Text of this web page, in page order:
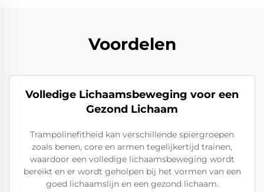
Voordelen
Volledige Lichaamsbeweging voor een
Gezond Lichaam
Trampolinefitheid kan verschillende spiergroepen
zoals benen, core en armen tegelijkertijd trainen,
waardoor een volledige lichaamsbeweging wordt
bereikt en er wordt geholpen bij het vormen van een
goed lichaamslijn en een gezond lichaam.